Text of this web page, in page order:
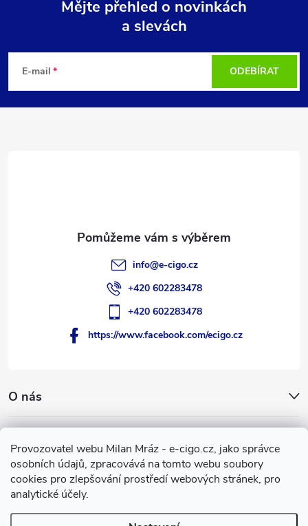
Provozovatel webu Milan Mráz - e-cigo.cz, jako správce
osobních údajů, zpracovává na tomto webu soubory
cookies pro zlepšování prostředí webových stránek, pro
analytické účely.
p
Mějte přehled o novinkách
a slevách
E-mail ODEBÍRAT
O nás
Facebook
info@e-cigo.cz
+420 602283478
+420 602283478
https://www.facebook.com/ecigo.cz